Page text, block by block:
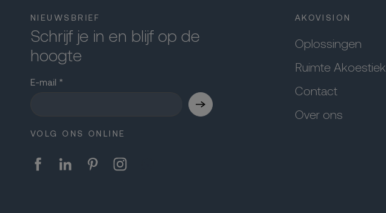
NIEUWSBRIEF
Schrijf je in en blijf op de
hoogte
E-mail
VOLG ONS ONLINE
AKOVISION
Oplossingen
Ruimte Akoestiek
Contact
Over ons